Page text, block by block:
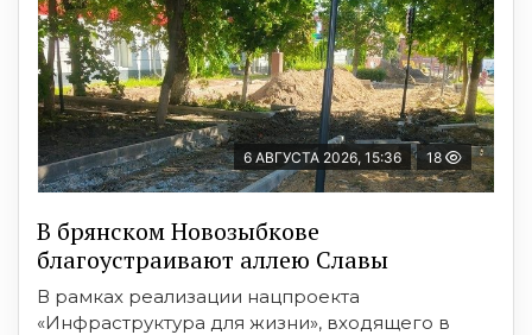
6 АВГУСТА 2026, 15:36 18
В брянском Новозыбкове
благоустраивают аллею Славы
В рамках реализации нацпроекта
«Инфраструктура для жизни», входящего в